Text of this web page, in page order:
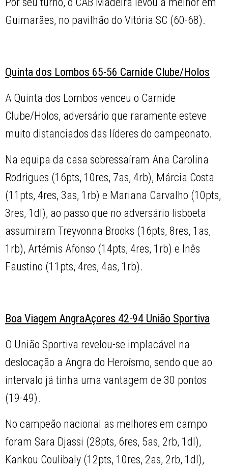
Guimarães, no pavilhão do Vitória SC (60-68).
Quinta dos Lombos 65-56 Carnide Clube/Holos
A Quinta dos Lombos venceu o Carnide
Clube/Holos, adversário que raramente esteve
muito distanciados das líderes do campeonato.
Na equipa da casa sobressaíram Ana Carolina
Rodrigues (16pts, 10res, 7as, 4rb), Márcia Costa
(11pts, 4res, 3as, 1rb) e Mariana Carvalho (10pts,
3res, 1dl), ao passo que no adversário lisboeta
assumiram Treyvonna Brooks (16pts, 8res, 1as,
1rb), Artémis Afonso (14pts, 4res, 1rb) e Inês
Faustino (11pts, 4res, 4as, 1rb).
Boa Viagem AngraAçores 42-94 União Sportiva
O União Sportiva revelou-se implacável na
deslocação a Angra do Heroísmo, sendo que ao
intervalo já tinha uma vantagem de 30 pontos
(19-49).
No campeão nacional as melhores em campo
foram Sara Djassi (28pts, 6res, 5as, 2rb, 1dl),
Kankou Coulibaly (12pts, 10res, 2as, 2rb, 1dl),